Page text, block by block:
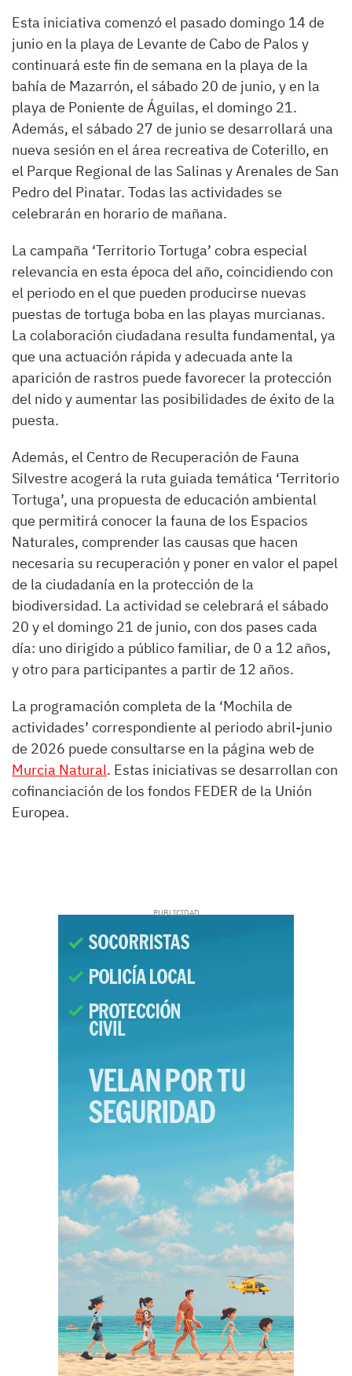
Esta iniciativa comenzó el pasado domingo 14 de
junio en la playa de Levante de Cabo de Palos y
continuará este fin de semana en la playa de la
bahía de Mazarrón, el sábado 20 de junio, y en la
playa de Poniente de Águilas, el domingo 21.
Además, el sábado 27 de junio se desarrollará una
nueva sesión en el área recreativa de Coterillo, en
el Parque Regional de las Salinas y Arenales de San
Pedro del Pinatar. Todas las actividades se
celebrarán en horario de mañana.
La campaña ‘Territorio Tortuga’ cobra especial
relevancia en esta época del año, coincidiendo con
el periodo en el que pueden producirse nuevas
puestas de tortuga boba en las playas murcianas.
La colaboración ciudadana resulta fundamental, ya
que una actuación rápida y adecuada ante la
aparición de rastros puede favorecer la protección
del nido y aumentar las posibilidades de éxito de la
puesta.
Además, el Centro de Recuperación de Fauna
Silvestre acogerá la ruta guiada temática ‘Territorio
Tortuga’, una propuesta de educación ambiental
que permitirá conocer la fauna de los Espacios
Naturales, comprender las causas que hacen
necesaria su recuperación y poner en valor el papel
de la ciudadanía en la protección de la
biodiversidad. La actividad se celebrará el sábado
20 y el domingo 21 de junio, con dos pases cada
día: uno dirigido a público familiar, de 0 a 12 años,
y otro para participantes a partir de 12 años.
La programación completa de la ‘Mochila de
actividades’ correspondiente al periodo abril-junio
de 2026 puede consultarse en la página web de
Murcia Natural. Estas iniciativas se desarrollan con
cofinanciación de los fondos FEDER de la Unión
Europea.